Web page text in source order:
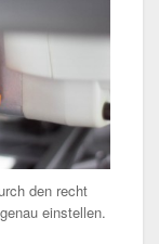
den recht
einstellen.